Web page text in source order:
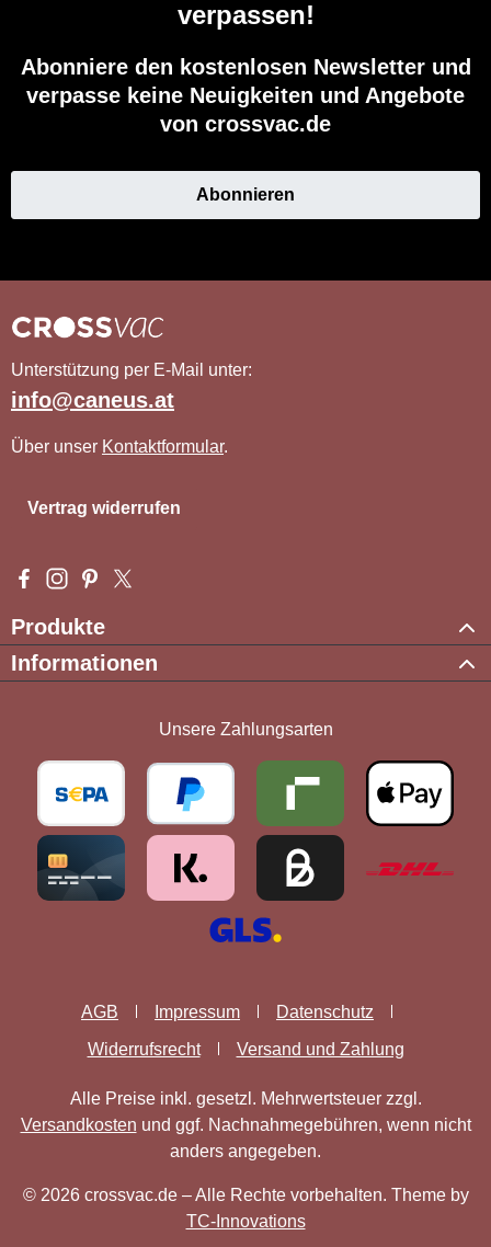
verpassen!
Abonniere den kostenlosen Newsletter und
verpasse keine Neuigkeiten und Angebote
von crossvac.de
Abonnieren
Unterstützung per E-Mail unter:
info@caneus.at
Über unser Kontaktformular.
Vertrag widerrufen
Besuche uns auf Facebook – öffnet in neuem Tab (externer
Schau auf Instagram vorbei – öffnet in neuem Tab
Lass dich auf Pinterest inspirieren – öffnet in neuem
Folge uns auf X – öffnet in neuem Tab (externer
Produkte
Informationen
Unsere Zahlungsarten
AGB Impressum
Datenschutz
Widerrufsrecht
Versand und Zahlung
Alle Preise inkl. gesetzl. Mehrwertsteuer zzgl.
Versandkosten und ggf. Nachnahmegebühren, wenn nicht
anders angegeben.
© 2026 crossvac.de – Alle Rechte vorbehalten. Theme by
TC-Innovations